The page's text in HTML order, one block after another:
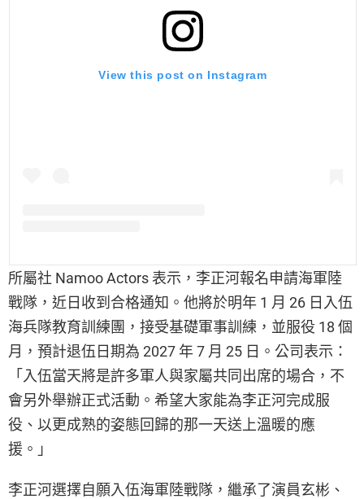
View this post on Instagram
所屬社 Namoo Actors 表示，李正河報名申請海軍陸
戰隊，近日收到合格通知。他將於明年 1 月 26 日入伍
海兵隊教育訓練團，接受基礎軍事訓練，並服役 18 個
月，預計退伍日期為 2027 年 7 月 25 日。公司表示：
「入伍當天將是許多軍人與家屬共同出席的場合，不
會另外舉辦正式活動。希望大家能為李正河完成服
役、以更成熟的姿態回歸的那一天送上溫暖的應
援。」
李正河選擇自願入伍海軍陸戰隊，繼承了演員玄彬、